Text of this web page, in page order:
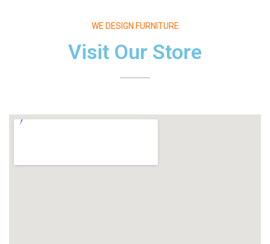
WE DESIGN FURNITURE
Visit Our Store